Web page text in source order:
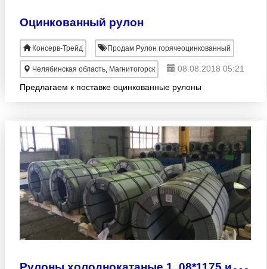
Оцинкованный рулон
Консерв-Трейд Продам Рулон горячеоцинкованный
Челябинская область, Магнитогорск
08.08.2018 05:21
Предлагаем к поставке оцинкованные рулоны
Р
улоны холоднокатаные 1, 08*1175 из наличия